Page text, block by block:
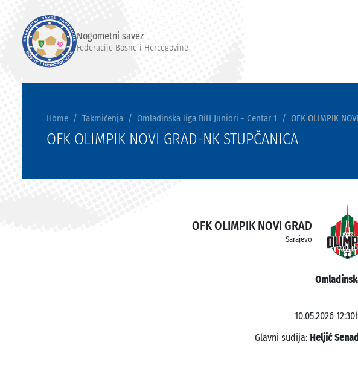
Nogometni savez
Federacije Bosne i Hercegovine
Home Takmičenja Omladinska liga BiH Juniori - Centar 1 OFK OLIMPIK
OFK OLIMPIK NOVI GRAD-NK STUPČANICA
OFK OLIMPIK NOVI GRAD
Sarajevo
10.05.2026
Glavni sudija: Heljić Senad